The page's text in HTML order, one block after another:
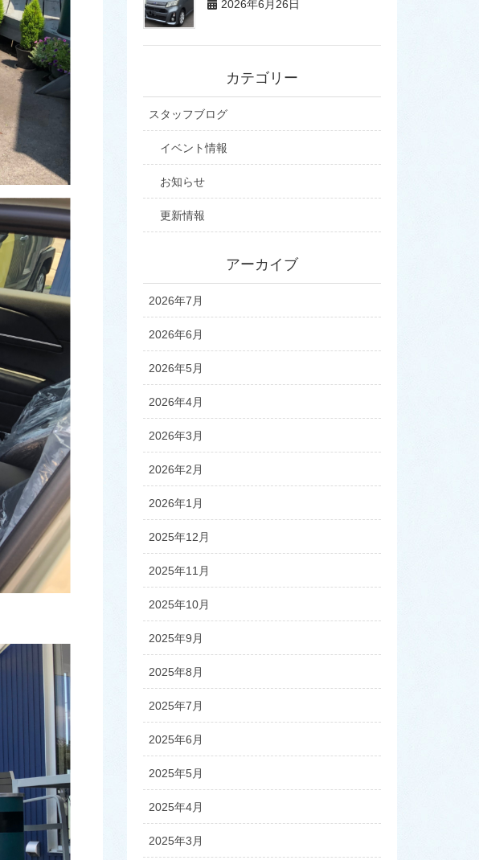
2026年6月26日
カテゴリー
スタッフブログ
イベント情報
お知らせ
更新情報
アーカイブ
2026年7月
2026年6月
2026年5月
2026年4月
2026年3月
2026年2月
2026年1月
2025年12月
2025年11月
2025年10月
2025年9月
2025年8月
2025年7月
2025年6月
2025年5月
2025年4月
2025年3月